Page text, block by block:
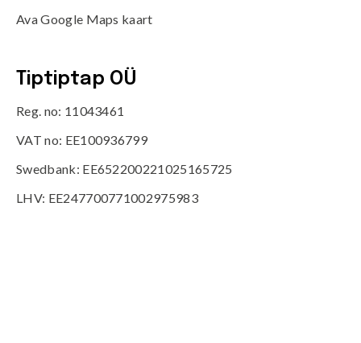
Ava Google Maps kaart
Tiptiptap OÜ
Reg. no: 11043461
VAT no: EE100936799
Swedbank: EE652200221025165725
LHV: EE247700771002975983